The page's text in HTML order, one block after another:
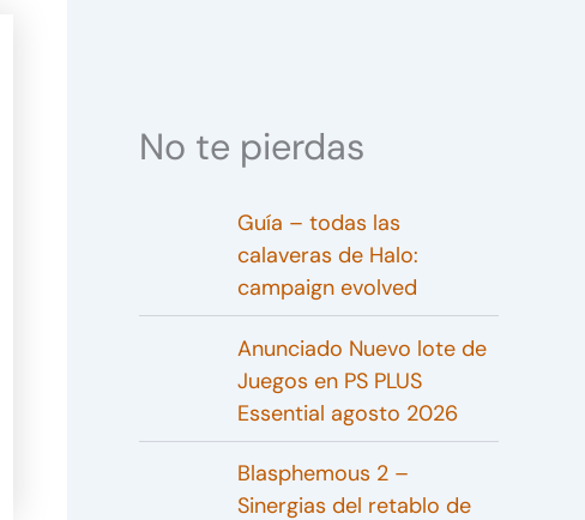
No te pierdas
Guía – todas las
calaveras de Halo:
campaign evolved
Anunciado Nuevo lote de
Juegos en PS PLUS
Essential agosto 2026
Blasphemous 2 –
Sinergias del retablo de